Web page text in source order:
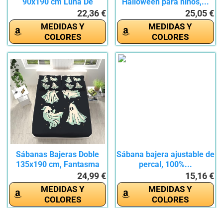
Halloween...22,36 €
MEDIDAS Y
COLORES
25,05 €
MEDIDAS Y
COLORES
Sábanas Bajeras Doble
135x190 cm, Fantasma
24,99 €
MEDIDAS Y
COLORES
Sábana bajera ajustable de
percal, 100%...
15,16 €
MEDIDAS Y
COLORES